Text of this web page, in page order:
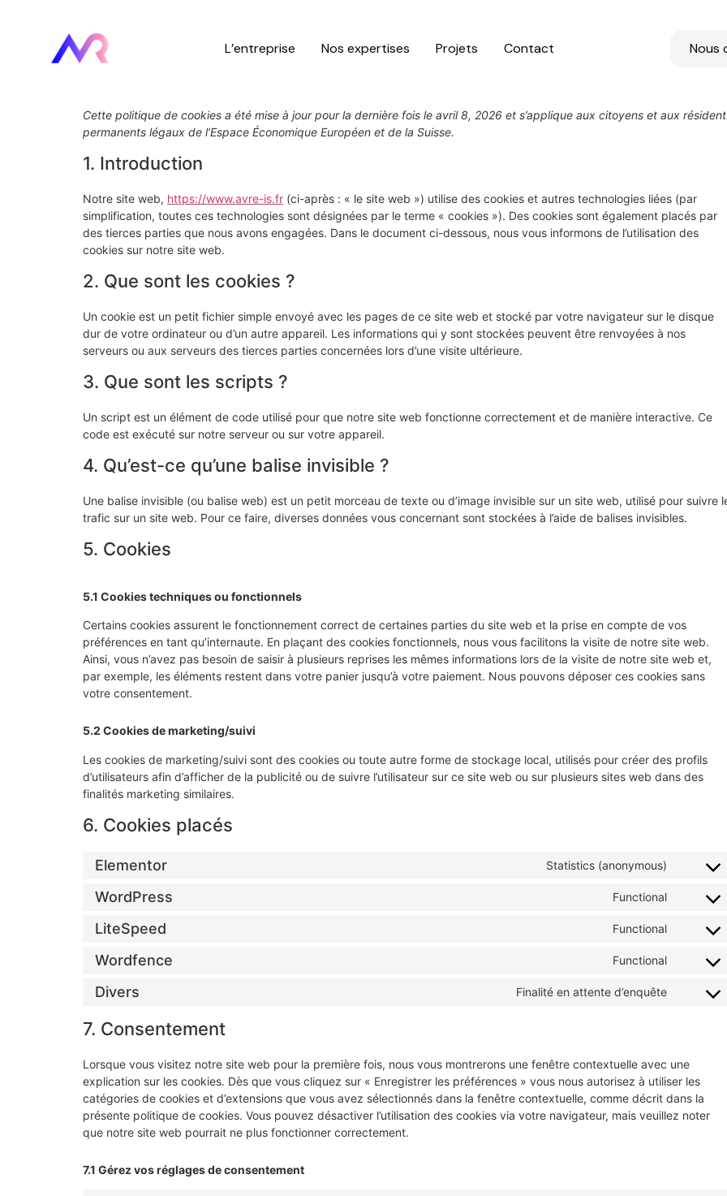
L’entreprise Nos expertises Projets Contact Nous
Cette politique de cookies a été mise à jour pour la dernière fois le avril 8, 2026 et s’applique aux citoyens et aux
permanents légaux de l’Espace Économique Européen et de la Suisse.
1. Introduction
Notre site web, https://www.avre-is.fr (ci-après : « le site web ») utilise des cookies et autres technologies liées (par
simplification, toutes ces technologies sont désignées par le terme « cookies »). Des cookies sont également placés par
des tierces parties que nous avons engagées. Dans le document ci-dessous, nous vous informons de l’utilisation des
cookies sur notre site web.
2. Que sont les cookies ?
Un cookie est un petit fichier simple envoyé avec les pages de ce site web et stocké par votre navigateur sur le disque
dur de votre ordinateur ou d’un autre appareil. Les informations qui y sont stockées peuvent être renvoyées à nos
serveurs ou aux serveurs des tierces parties concernées lors d’une visite ultérieure.
3. Que sont les scripts ?
Un script est un élément de code utilisé pour que notre site web fonctionne correctement et de manière interactive. Ce
code est exécuté sur notre serveur ou sur votre appareil.
4. Qu’est-ce qu’une balise invisible ?
Une balise invisible (ou balise web) est un petit morceau de texte ou d’image invisible sur un site web, utilisé pour suivre
trafic sur un site web. Pour ce faire, diverses données vous concernant sont stockées à l’aide de balises invisibles.
5. Cookies
5.1 Cookies techniques ou fonctionnels
Certains cookies assurent le fonctionnement correct de certaines parties du site web et la prise en compte de vos
préférences en tant qu’internaute. En plaçant des cookies fonctionnels, nous vous facilitons la visite de notre site web.
Ainsi, vous n’avez pas besoin de saisir à plusieurs reprises les mêmes informations lors de la visite de notre site web et,
par exemple, les éléments restent dans votre panier jusqu’à votre paiement. Nous pouvons déposer ces cookies sans
votre consentement.
5.2 Cookies de marketing/suivi
Les cookies de marketing/suivi sont des cookies ou toute autre forme de stockage local, utilisés pour créer des profils
d’utilisateurs afin d’afficher de la publicité ou de suivre l’utilisateur sur ce site web ou sur plusieurs sites web dans des
finalités marketing similaires.
6. Cookies placés
Elementor Statistics (anonymous)
WordPress Functional
LiteSpeed Functional
Wordfence Functional
Divers Finalité en attente d’enquête
7. Consentement
Lorsque vous visitez notre site web pour la première fois, nous vous montrerons une fenêtre contextuelle avec une
explication sur les cookies. Dès que vous cliquez sur « Enregistrer les préférences » vous nous autorisez à utiliser les
catégories de cookies et d’extensions que vous avez sélectionnés dans la fenêtre contextuelle, comme décrit dans la
présente politique de cookies. Vous pouvez désactiver l’utilisation des cookies via votre navigateur, mais veuillez noter
que notre site web pourrait ne plus fonctionner correctement.
7.1 Gérez vos réglages de consentement